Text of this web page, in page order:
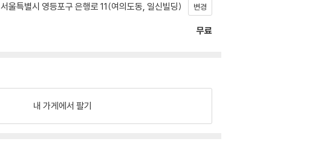
서울특별시 영등포구 은행로 11(여의도동, 일신빌딩) 변경
무료
내 가게에서 팔기